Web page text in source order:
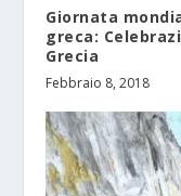
Giornata
greca:
Grecia
Febbraio 8, 2018